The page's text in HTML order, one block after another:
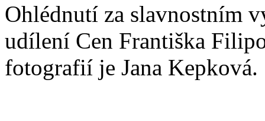
Ohlédnutí za slavnostním
udílení Cen Františka
fotografií je Jana Kepková.